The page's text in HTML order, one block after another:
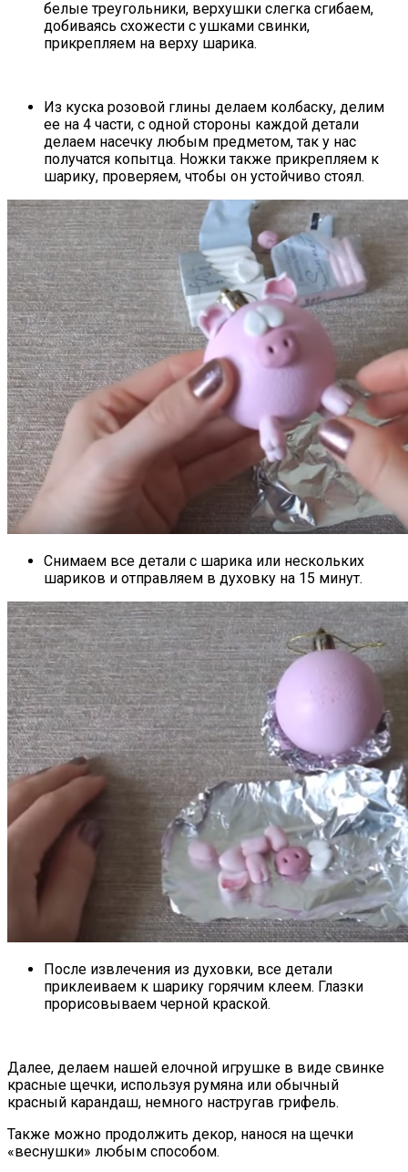
белые треугольники, верхушки слегка сгибаем,
добиваясь схожести с ушками свинки,
прикрепляем на верху шарика.
Из куска розовой глины делаем колбаску, делим
ее на 4 части, с одной стороны каждой детали
делаем насечку любым предметом, так у нас
получатся копытца. Ножки также прикрепляем к
шарику, проверяем, чтобы он устойчиво стоял.
Снимаем все детали с шарика или нескольких
шариков и отправляем в духовку на 15 минут.
После извлечения из духовки, все детали
приклеиваем к шарику горячим клеем. Глазки
прорисовываем черной краской.
Далее, делаем нашей елочной игрушке в виде свинке
красные щечки, используя румяна или обычный
красный карандаш, немного настругав грифель.
Также можно продолжить декор, нанося на щечки
«веснушки» любым способом.